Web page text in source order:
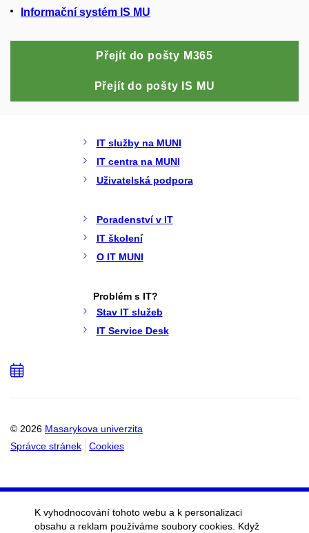
Informační systém IS MU
Přejít do pošty M365
Přejít do pošty IS MU
IT služby na MUNI
IT centra na MUNI
Uživatelská podpora
Poradenství v IT
IT školení
O IT MUNI
Problém s IT?
Stav IT služeb
IT Service Desk
© 2026 Masarykova univerzita
Správce stránek
Cookies
Přidat
K vyhodnocování tohoto webu a k personalizaci
obsahu a reklam používáme soubory cookies. Když